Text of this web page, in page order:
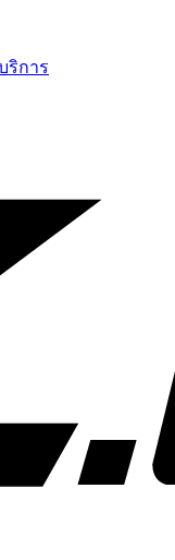
ริการ